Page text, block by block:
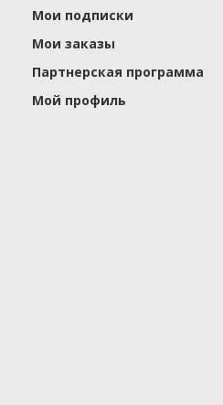
Мои подписки
Мои заказы
Партнерская программа
Мой профиль